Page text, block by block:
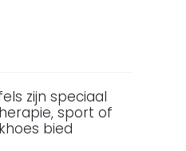
zijn speciaal
sport of
bied